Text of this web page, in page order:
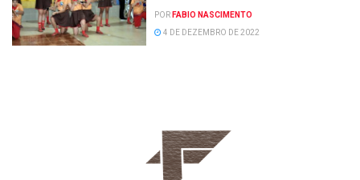
POR FABIO NASCIMENTO
4 DE DEZEMBRO DE 2022